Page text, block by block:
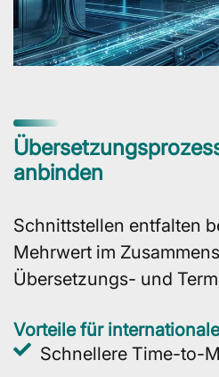
anbinden
Schnittstellen entfalten
Mehrwert im
Übersetzungs- und
Vorteile für
Schnellere Time-to-